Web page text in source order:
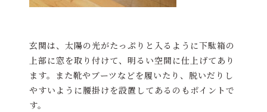
玄関は、太陽の光がたっぷりと入るように下駄箱の
上部に窓を取り付けて、明るい空間に仕上げてあり
ます。また靴やブーツなどを履いたり、脱いだりし
やすいように腰掛けを設置してあるのもポイントで
す。